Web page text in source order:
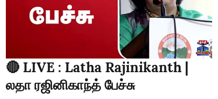
🔴 LIVE : Latha Rajinikanth |
லதா ரஜினிகாந்த் பேச்சு